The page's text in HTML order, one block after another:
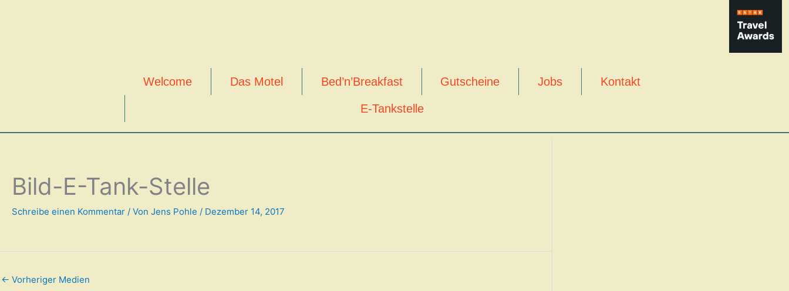
Welcome Das Motel Bed’n’Breakfast Gutscheine Jobs Kontakt
E-Tankstelle
Bild-E-Tank-Stelle
Schreibe einen Kommentar / Von Jens Pohle / Dezember 14, 2017
← Vorheriger Medien